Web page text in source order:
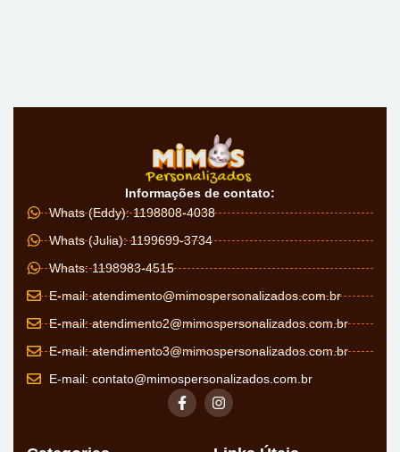
Informações de contato:
Whats (Eddy): 1198808-4038
Whats (Julia): 1199699-3734
Whats: 1198983-4515
E-mail:atendimento@mimospersonalizados.com.br
E-mail:atendimento2@mimospersonalizados.com.br
E-mail:atendimento3@mimospersonalizados.com.br
E-mail: contato@mimospersonalizados.com.br